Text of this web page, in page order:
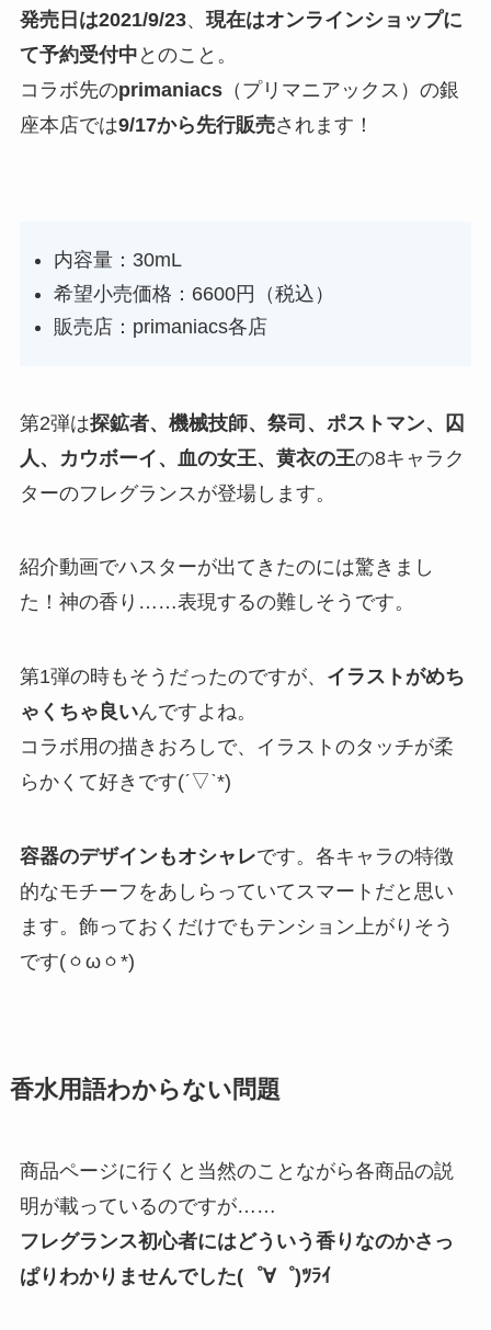
発売日は2021/9/23、 現在はオンラインショップに
て予約受付中 とのこと。
コラボ先のprimaniacs（プリマニアックス）の銀
座本店では9/17から先行販売されます！
内容量：30mL
希望小売価格：6600円（税込）
販売店：primaniacs各店
第2弾は探鉱者、機械技師、祭司、ポストマン、囚
人、カウボーイ、血の女王、黄衣の王の8キャラク
ターのフレグランスが登場します。
紹介動画でハスターが出てきたのには驚きまし
た！神の香り……表現するの難しそうです。
第1弾の時もそうだったのですが、 イラストがめち
ゃくちゃ良いんですよね。
コラボ用の描きおろしで、イラストのタッチが柔
らかくて好きです(ˊ▽ˋ*)
容器のデザインもオシャレです。各キャラの特徴
的なモチーフをあしらっていてスマートだと思い
ます。飾っておくだけでもテンション上がりそう
です(ㆁωㆁ*)
香水用語わからない問題
商品ページに行くと当然のことながら各商品の説
明が載っているのですが……
フレグランス初心者にはどういう香りなのかさっ
ぱりわかりませんでした(゜∀゜)ﾂﾗｲ